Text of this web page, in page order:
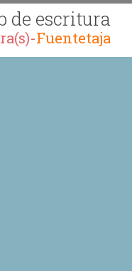
de escritura
Fuentetaja